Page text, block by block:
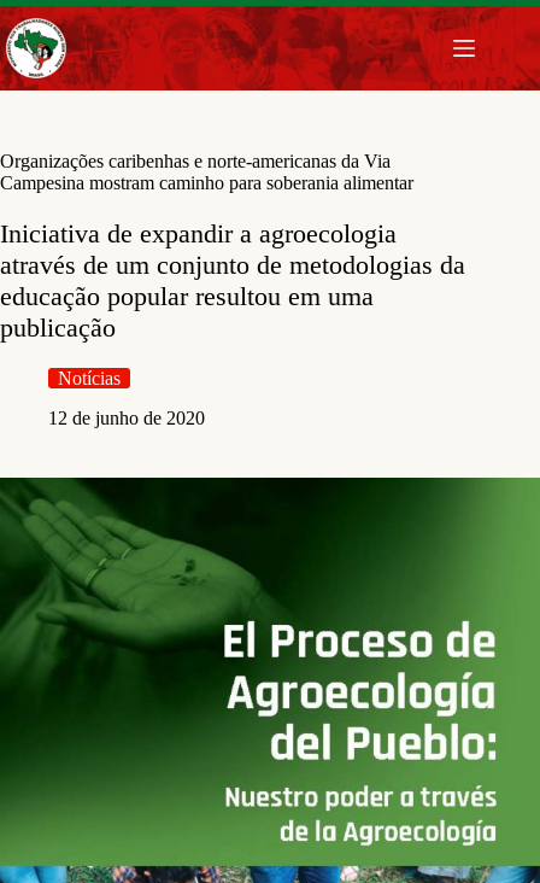
Pular
para
o
conteúdo
Organizações caribenhas e norte-americanas da Via
Campesina mostram caminho para soberania alimentar
Iniciativa de expandir a agroecologia
através de um conjunto de metodologias da
educação popular resultou em uma
publicação
Notícias
12 de junho de 2020